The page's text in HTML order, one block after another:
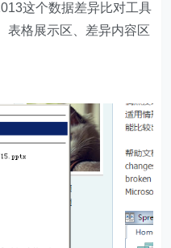
这个数据差异比对工具
表格展示区、差异内容区